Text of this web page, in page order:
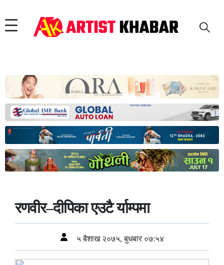
रणवीर–दीपिका एउटै र्याम्पमा
५ बैशाख २०७५, बुधबार ०७:५४